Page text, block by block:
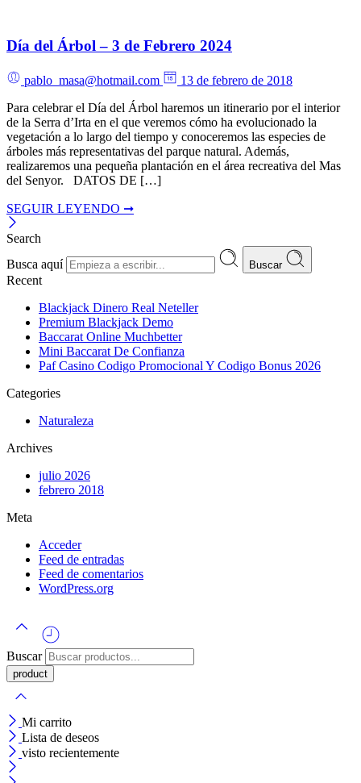
Día del Árbol – 3 de Febrero 2024
pablo_masa@hotmail.com
13 de febrero de 2018
Para celebrar el Día del Árbol haremos un itinerario por el interior
de la Serra d’Irta en el que veremos cómo ha evolucionado la
vegetación a lo largo del tiempo y conoceremos las especies de
árboles más representativas del parque natural. Además,
realizaremos una pequeña plantación en el área recreativa del Mas
del Senyor. DATOS DE […]
SEGUIR LEYENDO ➞
Search
Busca aquí
Buscar
Recent
Blackjack Dinero Real Neteller
Premium Blackjack Demo
Baccarat Online Muchbetter
Mini Baccarat De Confianza
Paf Casino Codigo Promocional Y Codigo Bonus 2026
Categories
Naturaleza
Archives
julio 2026
febrero 2018
Meta
Acceder
Feed de entradas
Feed de comentarios
WordPress.org
Buscar
Mi carrito
Lista de deseos
visto recientemente